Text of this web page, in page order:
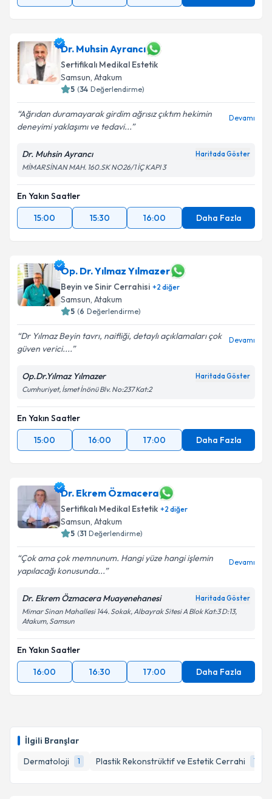
İlgili Branşlar
Dermatoloji
1 Plastik Rekonstrüktif ve Estetik Cerrahi 1
Dr. Muhsin Ayrancı
Sertifikalı Medikal Estetik
Samsun, Atakum
5 (34 Değerlendirme)
Ağrıdan duramayarak girdim ağrısız çıktım hekimin
deneyimi yaklaşımı ve tedavi...
Devamı
Dr. Muhsin Ayrancı Haritada Göster
MİMARSİNAN MAH. 160.SK NO26/1 İÇ KAPI 3
En Yakın Saatler
15:00
15:30 16:00 Daha Fazla
Op. Dr. Yılmaz Yılmazer
Beyin ve Sinir Cerrahisi +2 diğer
Samsun, Atakum
5 (6 Değerlendirme)
Dr Yılmaz Beyin tavrı, naifliği, detaylı açıklamaları çok
güven verici....
Devamı
Op.Dr.Yılmaz Yılmazer Haritada Göster
Cumhuriyet, İsmet İnönü Blv. No:237 Kat:2
En Yakın Saatler
15:00
16:00 17:00 Daha Fazla
Dr. Ekrem Özmacera
Sertifikalı Medikal Estetik +2 diğer
Samsun, Atakum
5 (31 Değerlendirme)
Çok ama çok memnunum. Hangi yüze hangi işlemin
yapılacağı konusunda...
Devamı
Dr. Ekrem Özmacera Muayenehanesi Haritada Göster
Mimar Sinan Mahallesi 144. Sokak, Albayrak Sitesi A Blok Kat:3 D:13,
Atakum, Samsun
En Yakın Saatler
16:00
16:30 17:00 Daha Fazla